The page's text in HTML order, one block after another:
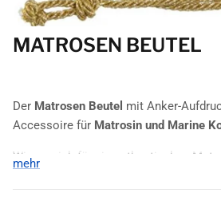
MATROSEN BEUTEL
Der Matrosen Beutel mit Anker-
Accessoire für Matrosin und Marine
Wie es sich für ein authentisches
mehr